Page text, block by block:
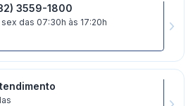
3559-1800
das 07:30h às 17:20h